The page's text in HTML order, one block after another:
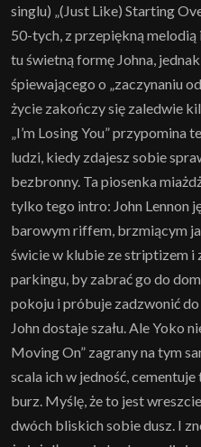
singlu) „(Just Like) Starting
50-tych, z przepiękną melodią
tu świetną formę Johna,
śpiewającego o „zaczynaniu
życie zakończy się zaledwie
„I’m Losing You”
ludzi, kiedy zdajesz sobie
bezbronny. Ta piosenka
tylko tego intro: John Lennon
barowym riffem, brzmiącym
świcie w klubie ze striptizem i
parkingu, by zabrać go do
pokoju i próbuje zadzwonić do
John dostaje szału. Ale Yoko
Moving On” zagrany na tym
scala ich w jedność,
burz. Myślę, że to jest
dwóch bliskich sobie dusz. I